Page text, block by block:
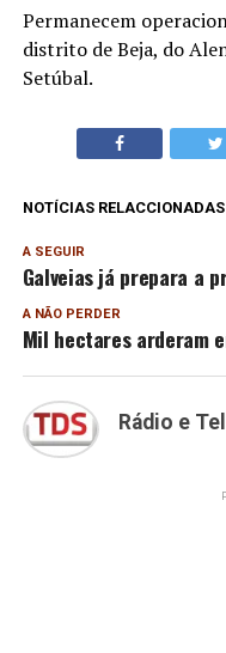
Permanecem
distrito de Beja, do
Setúbal.
NOTÍCIAS RELACCIONADAS
A SEGUIR
Galveias já prepara a
A NÃO PERDER
Mil hectares arderam
Rádio e